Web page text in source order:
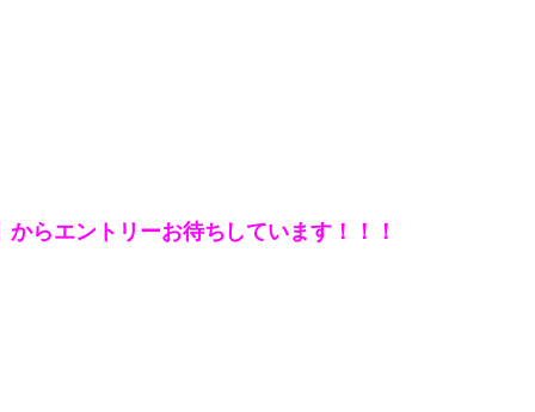
からエントリーお待ちしています！！！